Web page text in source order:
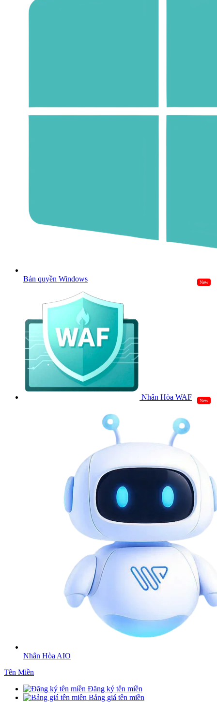
Bản quyền Windows New
Nhân Hòa WAF New
Nhân Hòa AIO
Tên Miền
Đăng ký tên miền
Bảng giá tên miền